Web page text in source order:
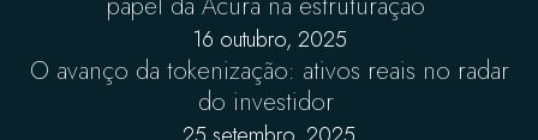
16 outubro, 2025
O avanço da tokenização: ativos reais no radar
do investidor